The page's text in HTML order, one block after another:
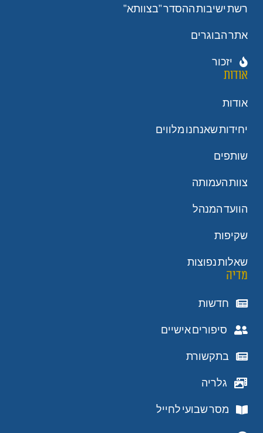
רשת ישיבות ההסדר "בצוותא"
אתר הבוגרים
יזכור
אודות
אודות
יחידות שאנחנו מלווים
שותפים
צוות העמותה
הוועד המנהל
שקיפות
שאלות נפוצות
מדיה
חדשות
סיפורים אישיים
בתקשורת
גלריה
מסר שבועי לחייל